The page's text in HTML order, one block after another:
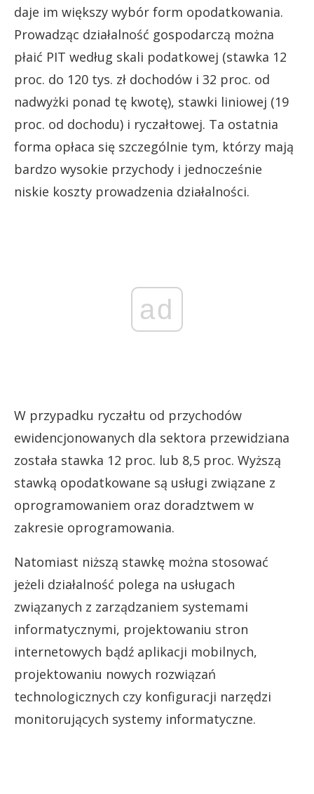
daje im większy wybór form opodatkowania.
Prowadząc działalność gospodarczą można
płaić PIT według skali podatkowej (stawka 12
proc. do 120 tys. zł dochodów i 32 proc. od
nadwyżki ponad tę kwotę), stawki liniowej (19
proc. od dochodu) i ryczałtowej. Ta ostatnia
forma opłaca się szczególnie tym, którzy mają
bardzo wysokie przychody i jednocześnie
niskie koszty prowadzenia działalności.
ad
W przypadku ryczałtu od przychodów
ewidencjonowanych dla sektora przewidziana
została stawka 12 proc. lub 8,5 proc. Wyższą
stawką opodatkowane są usługi związane z
oprogramowaniem oraz doradztwem w
zakresie oprogramowania.
Natomiast niższą stawkę można stosować
jeżeli działalność polega na usługach
związanych z zarządzaniem systemami
informatycznymi, projektowaniu stron
internetowych bądź aplikacji mobilnych,
projektowaniu nowych rozwiązań
technologicznych czy konfiguracji narzędzi
monitorujących systemy informatyczne.